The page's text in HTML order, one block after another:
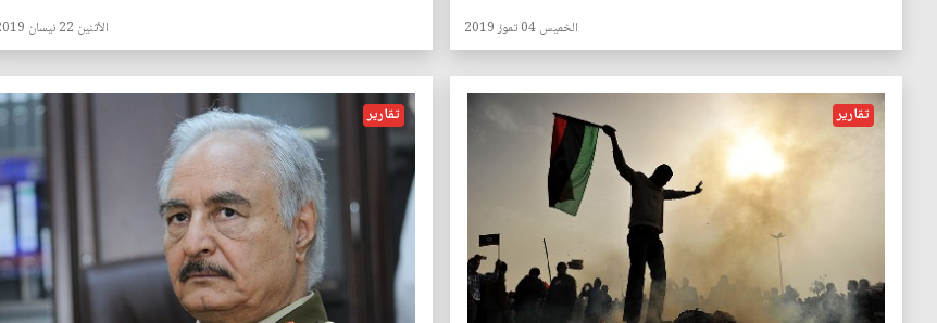
الخميس 04 تموز 2019 الأثنين 22 نيسان 2019
تقارير تقارير